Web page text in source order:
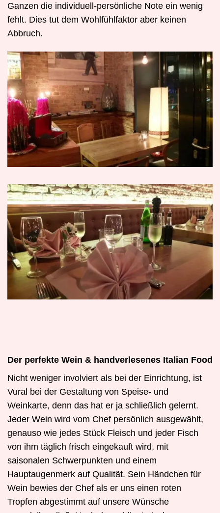
Ganzen die individuell-persönliche Note ein wenig
fehlt. Dies tut dem Wohlfühlfaktor aber keinen
Abbruch.
Der perfekte Wein & handverlesenes Italian Food
Nicht weniger involviert als bei der Einrichtung, ist
Vural bei der Gestaltung von Speise- und
Weinkarte, denn das hat er ja schließlich gelernt.
Jeder Wein wird vom Chef persönlich ausgewählt,
genauso wie jedes Stück Fleisch und jeder Fisch
von ihm täglich frisch eingekauft wird, mit
saisonalen Schwerpunkten und einem
Hauptaugenmerk auf Qualität. Sein Händchen für
Wein bewies der Chef als er uns einen roten
Tropfen abgestimmt auf unsere Wünsche